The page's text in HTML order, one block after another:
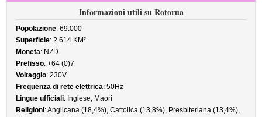
Informazioni utili su Rotorua
Popolazione: 69.000
Superficie: 2.614 KM²
Moneta: NZD
Prefisso: +64 (0)7
Voltaggio: 230V
Frequenza di rete elettrica: 50Hz
Lingue ufficiali: Inglese, Maori
Religioni: Anglicana (18,4%), Cattolica (13,8%), Presbiteriana (13,4%),